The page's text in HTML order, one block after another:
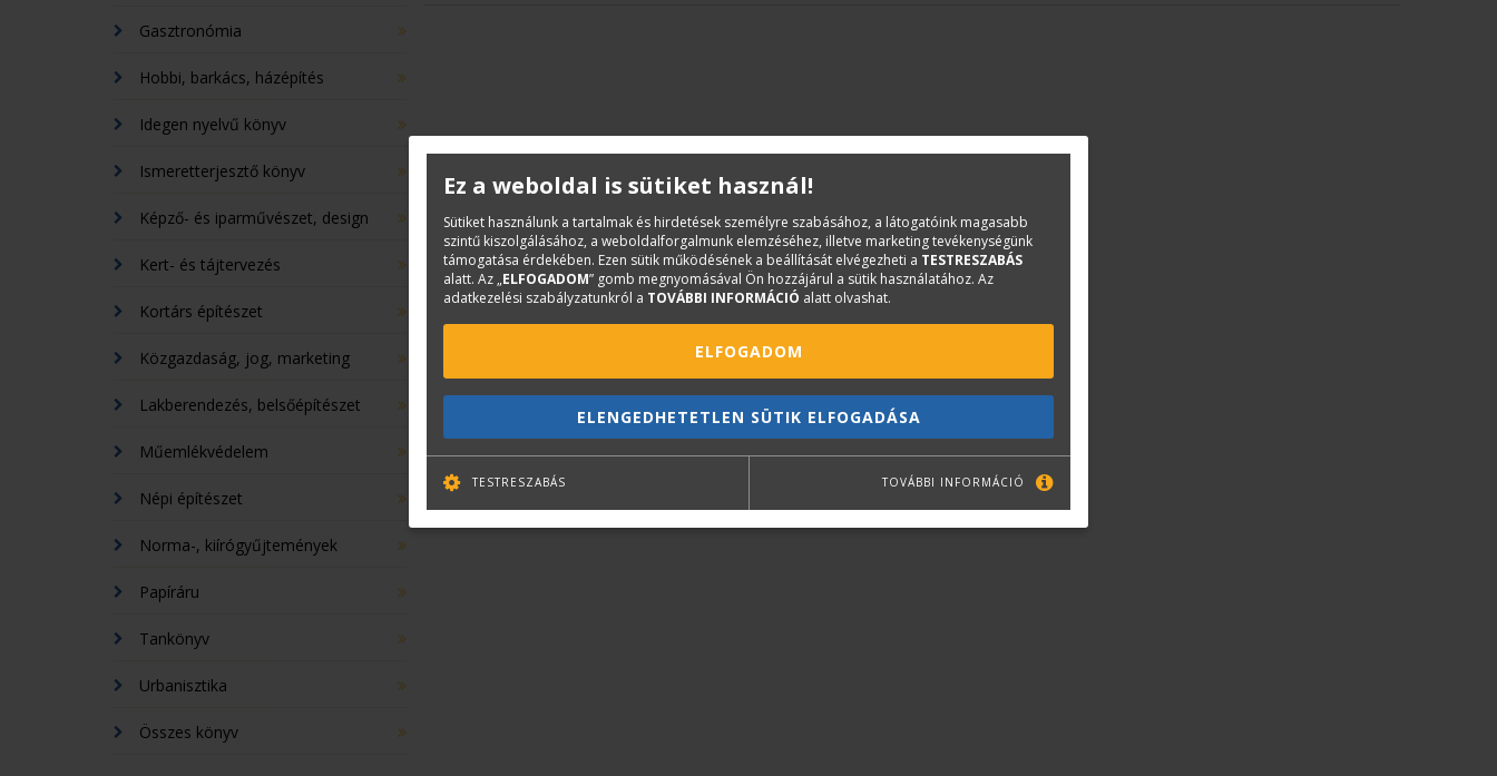
Gasztronómia
Hobbi, barkács, házépítés
Idegen nyelvű könyv
Ismeretterjesztő könyv
Képző- és iparművészet, design
Kert- és tájtervezés
Kortárs építészet
Közgazdaság, jog, marketing
Lakberendezés, belsőépítészet
Műemlékvédelem
Népi építészet
Norma-, kiírógyűjtemények
Papíráru
Tankönyv
Urbanisztika
Összes könyv
Ez a weboldal is sütiket használ!
Sütiket használunk a tartalmak és hirdetések személyre szabásához, a látogatóink magasabb
szintű kiszolgálásához, a weboldalforgalmunk elemzéséhez, illetve marketing tevékenységünk
támogatása érdekében. Ezen sütik működésének a beállítását elvégezheti a TESTRESZABÁS
alatt. Az „ELFOGADOM” gomb megnyomásával Ön hozzájárul a sütik használatához. Az
adatkezelési szabályzatunkról a TOVÁBBI INFORMÁCIÓ alatt olvashat.
ELFOGADOM
ELENGEDHETETLEN SÜTIK ELFOGADÁSA
TESTRESZABÁS TOVÁBBI INFORMÁCIÓ